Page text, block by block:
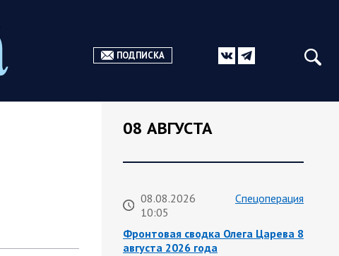
ПОДПИСКА
08 АВГУСТА
08.08.2026
10:05
Спецоперация
Фронтовая сводка Олега Царева 8
августа 2026 года